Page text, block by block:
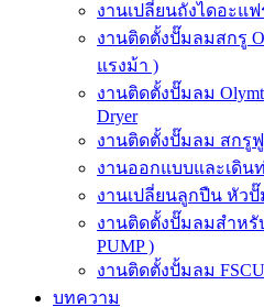
งานเปลี่ยนถังไดอะแฟ
งานติดตั้งปั๊มลมสกรู
แรงม้า )
งานติดตั้งปั๊มลม
Dryer
งานติดตั้งปั๊มลม สกรูฟู
งานออกแบบและเดิน
งานเปลี่ยนลูกปืน หัวปั๊
งานติดตั้งปั๊มลมสำหรั
PUMP )
งานติดตั้งปั้มลม
บทความ